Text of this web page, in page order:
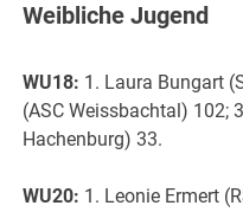
Weibliche Jugend
WU18: 1. Laura Bungart
(ASC Weissbachtal) 102;
Hachenburg) 33.
WU20: 1. Leonie Ermert